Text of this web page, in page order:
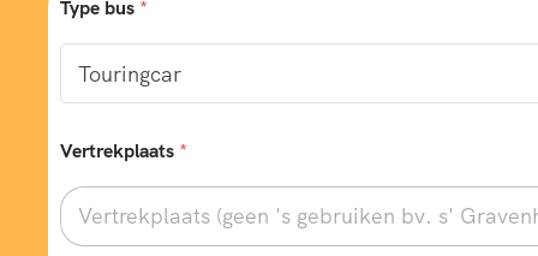
Type bus *
Vertrekplaats *